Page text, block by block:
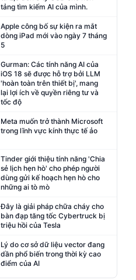
tảng tìm kiếm AI của mình.
Apple công bố sự kiện ra mắt
dòng iPad mới vào ngày 7 tháng
5
Gurman: Các tính năng AI của
iOS 18 sẽ được hỗ trợ bởi LLM
'hoàn toàn trên thiết bị', mang
lại lợi ích về quyền riêng tư và
tốc độ
Meta muốn trở thành Microsoft
trong lĩnh vực kính thực tế ảo
Tinder giới thiệu tính năng 'Chia
sẻ lịch hẹn hò' cho phép người
dùng gửi kế hoạch hẹn hò cho
những ai tò mò
Đây là giải pháp chữa cháy cho
bàn đạp tăng tốc Cybertruck bị
triệu hồi của Tesla
Lý do cơ sở dữ liệu vector đang
dần phổ biến trong thời kỳ cao
điểm của AI